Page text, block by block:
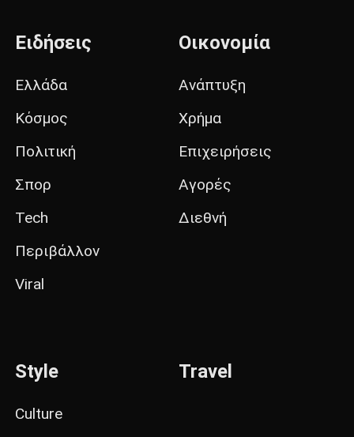
Ειδήσεις
Ελλάδα
Κόσμος
Πολιτική
Σπορ
Tech
Περιβάλλον
Viral
Οικονομία
Ανάπτυξη
Χρήμα
Επιχειρήσεις
Αγορές
Διεθνή
Style
Culture
Travel